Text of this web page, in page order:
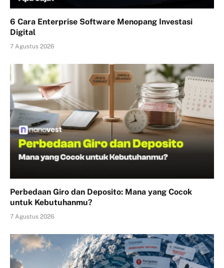
6 Cara Enterprise Software Menopang Investasi
Digital
7 Agustus 2026
Perbedaan Giro dan Deposito: Mana yang Cocok
untuk Kebutuhanmu?
7 Agustus 2026